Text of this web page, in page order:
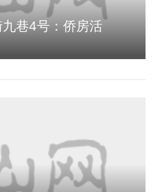
巷4号：侨房活